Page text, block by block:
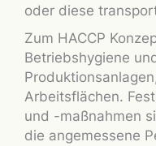
oder diese
Zum HACCP
Betriebshygiene
Arbeitsflächen.
und -maßnahmen
die angemessene